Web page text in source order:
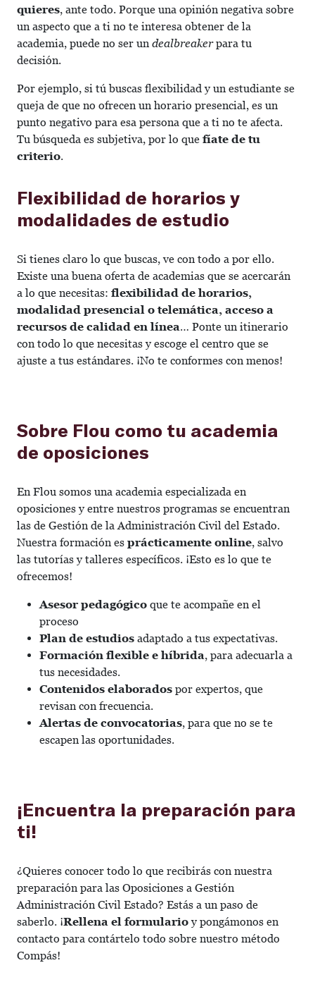
quieres, ante todo. Porque una opinión negativa sobre
un aspecto que a ti no te interesa obtener de la
academia, puede no ser un dealbreakerpara tu
decisión.
Por ejemplo, si tú buscas flexibilidad y un estudiante se
queja de que no ofrecen un horario presencial, es un
punto negativo para esa persona que a ti no te afecta.
Tu búsqueda es subjetiva, por lo que fíate de tu
criterio.
Flexibilidad de horarios y
modalidades de estudio
Si tienes claro lo que buscas, ve con todo a por ello.
Existe una buena oferta de academias que se acercarán
a lo que necesitas: flexibilidad de horarios,
modalidad presencial o telemática, acceso a
recursos de calidad en línea… Ponte un itinerario
con todo lo que necesitas y escoge el centro que se
ajuste a tus estándares. ¡No te conformes con menos!
Sobre Flou como tu academia
de oposiciones
En Flou somos una academia especializada en
oposiciones y entre nuestros programas se encuentran
las de Gestión de la Administración Civil del Estado.
Nuestra formación es prácticamente online, salvo
las tutorías y talleres específicos. ¡Esto es lo que te
ofrecemos!
Asesor pedagógico que te acompañe en el
proceso
Plan de estudios adaptado a tus expectativas.
Formación flexible e híbrida, para adecuarla a
tus necesidades.
Contenidos elaborados por expertos, que
revisan con frecuencia.
Alertas de convocatorias, para que no se te
escapen las oportunidades.
¡Encuentra la preparación para
ti!
¿Quieres conocer todo lo que recibirás con nuestra
preparación para las Oposiciones a Gestión
Administración Civil Estado? Estás a un paso de
saberlo. ¡Rellena el formularioy pongámonos en
contacto para contártelo todo sobre nuestro método
Compás!